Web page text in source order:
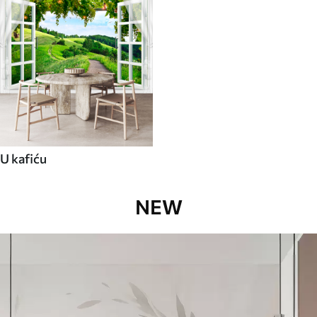
U kafiću
NEW